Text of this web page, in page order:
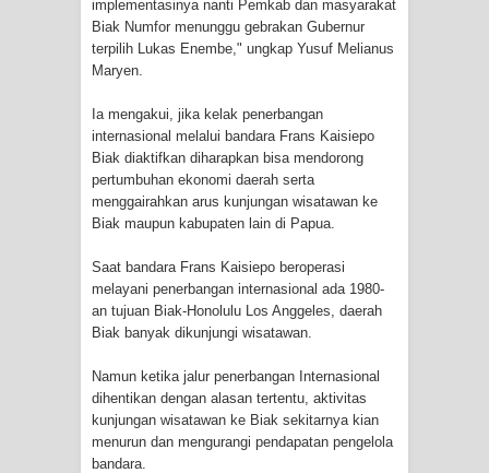
Cenderawasih di Ujung Timur
Indonesia
Istimewa di Ujung Sumatera
Gempa M3,3 Guncang Nabire, BMKG
Imbau Waspada Susulan
Mama-Mama Pasar Lama Sentani
Protes Tumpukan Sampah dengan
implementasinya nanti Pemkab dan masyarakat
Biak Numfor menunggu gebrakan Gubernur
terpilih Lukas Enembe," ungkap Yusuf Melianus
Maryen.
Ia mengakui, jika kelak penerbangan
internasional melalui bandara Frans Kaisiepo
Biak diaktifkan diharapkan bisa mendorong
pertumbuhan ekonomi daerah serta
menggairahkan arus kunjungan wisatawan ke
Biak maupun kabupaten lain di Papua.
Saat bandara Frans Kaisiepo beroperasi
melayani penerbangan internasional ada 1980-
an tujuan Biak-Honolulu Los Anggeles, daerah
Biak banyak dikunjungi wisatawan.
Namun ketika jalur penerbangan Internasional
dihentikan dengan alasan tertentu, aktivitas
kunjungan wisatawan ke Biak sekitarnya kian
menurun dan mengurangi pendapatan pengelola
bandara.